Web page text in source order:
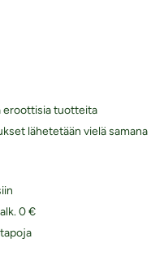
eroottisia tuotteita
lähetetään vielä samana
0 €